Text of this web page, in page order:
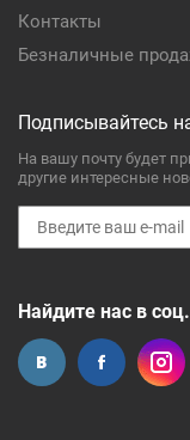
Контакты
Безналичные
Подписывайтесь
На вашу почту будет
другие интересные
Найдите нас в